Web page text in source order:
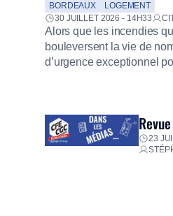
BORDEAUX
LOGEMENT
30 JUILLET 2026 - 14H33
Alors que les incendies
bouleversent la vie de
d’urgence exceptionnel
23